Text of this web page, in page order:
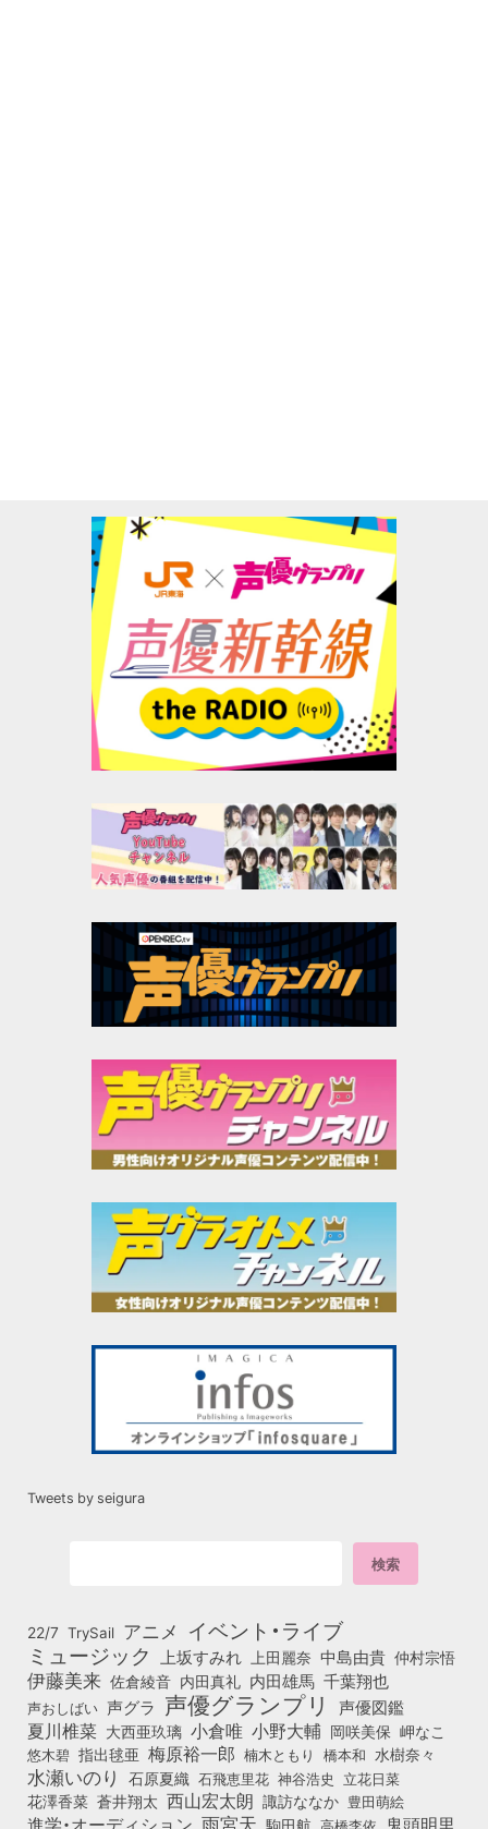
Tweets by seigura
22/7 TrySail アニメ イベント・ライブ
ミュージック 上坂すみれ 上田麗奈 中島由貴 仲村宗悟
伊藤美来 佐倉綾音 内田真礼 内田雄馬 千葉翔也
声おしばい 声グラ 声優グランプリ 声優図鑑
夏川椎菜 大西亜玖璃 小倉唯 小野大輔 岡咲美保 岬なこ
悠木碧 指出毬亜 梅原裕一郎 楠木ともり 橋本和 水樹奈々
水瀬いのり 石原夏織 石飛恵里花 神谷浩史 立花日菜
花澤香菜 蒼井翔太 西山宏太朗 諏訪ななか 豊田萌絵
進学・オーディション 鬼頭明里